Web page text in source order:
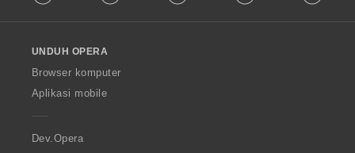
w
O
p
a
UNDUH OPERA
Browser komputer
Aplikasi mobile
Dev.Opera